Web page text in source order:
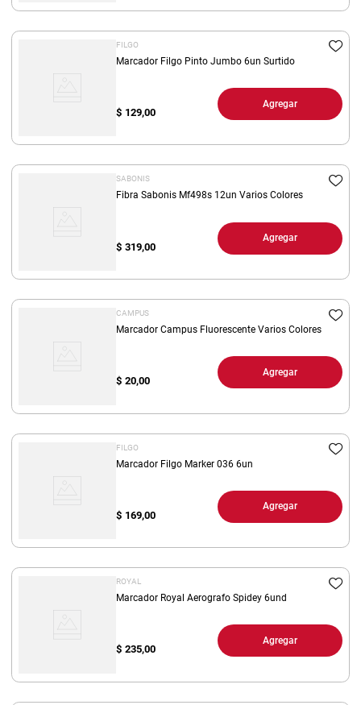
FILGO
Marcador Filgo Pinto Jumbo 6un Surtido
$ 129,00
Agregar
SABONIS
Fibra Sabonis Mf498s 12un Varios Colores
$ 319,00
Agregar
CAMPUS
Marcador Campus Fluorescente Varios Colores
$ 20,00
Agregar
FILGO
Marcador Filgo Marker 036 6un
$ 169,00
Agregar
ROYAL
Marcador Royal Aerografo Spidey 6und
$ 235,00
Agregar